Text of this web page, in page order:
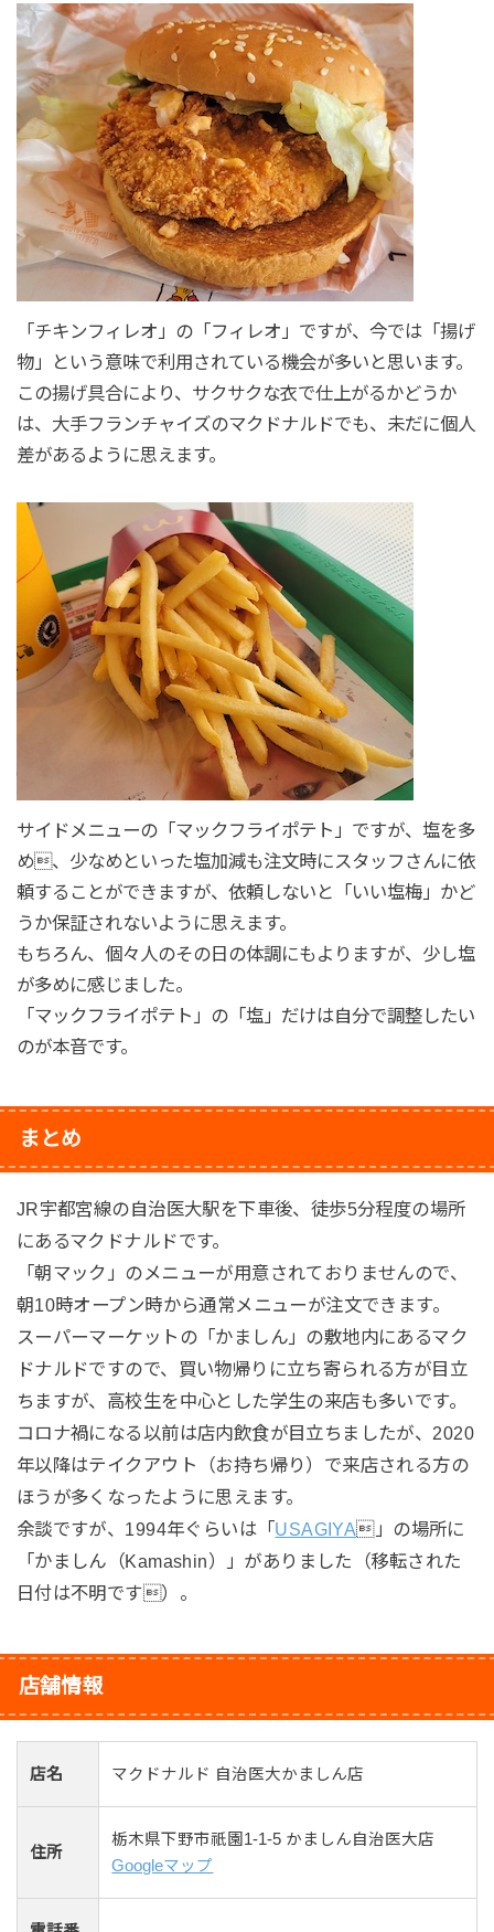
「チキンフィレオ」の「フィレオ」ですが、今では「揚げ
物」という意味で利用されている機会が多いと思います。
この揚げ具合により、サクサクな衣で仕上がるかどうか
は、大手フランチャイズのマクドナルドでも、未だに個人
差があるように思えます。
サイドメニューの「マックフライポテト」ですが、塩を多
め、少なめといった塩加減も注文時にスタッフさんに依
頼することができますが、依頼しないと「いい塩梅」かど
うか保証されないように思えます。
もちろん、個々人のその日の体調にもよりますが、少し塩
が多めに感じました。
「マックフライポテト」の「塩」だけは自分で調整したい
のが本音です。
まとめ
JR宇都宮線の自治医大駅を下車後、徒歩5分程度の場所
にあるマクドナルドです。
「朝マック」のメニューが用意されておりませんので、
朝10時オープン時から通常メニューが注文できます。
スーパーマーケットの「かましん」の敷地内にあるマク
ドナルドですので、買い物帰りに立ち寄られる方が目立
ちますが、高校生を中心とした学生の来店も多いです。
コロナ禍になる以前は店内飲食が目立ちましたが、2020
年以降はテイクアウト（お持ち帰り）で来店される方の
ほうが多くなったように思えます。
余談ですが、1994年ぐらいは「USAGIYA」の場所に
「かましん（Kamashin）」がありました（移転された
日付は不明です）。
店舗情報
店名 マクドナルド 自治医大かましん店
住所
栃木県下野市祇園1-1-5 かましん自治医大店
Googleマップ